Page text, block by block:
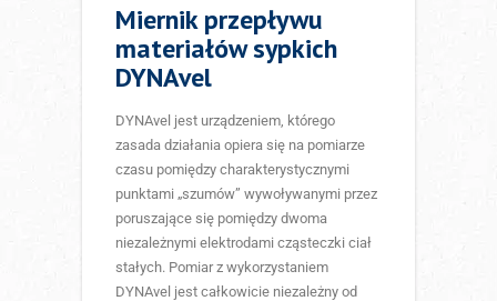
Miernik przepływu
materiałów sypkich
DYNAvel
DYNAvel jest urządzeniem, którego
zasada działania opiera się na pomiarze
czasu pomiędzy charakterystycznymi
punktami „szumów” wywoływanymi przez
poruszające się pomiędzy dwoma
niezależnymi elektrodami cząsteczki ciał
stałych. Pomiar z wykorzystaniem
DYNAvel jest całkowicie niezależny od